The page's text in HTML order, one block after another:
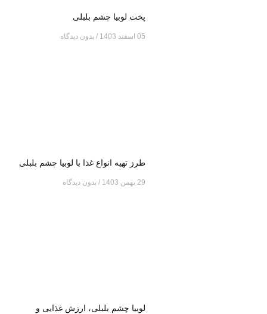
پخت لوبیا چشم بلبلی
05 اسفند 1403 بدون دیدگاه
طرز تهیه انواع غذا با لوبیا چشم بلبلی
29 بهمن 1403 بدون دیدگاه
لوبیا چشم بلبلی، ارزش غذایی و